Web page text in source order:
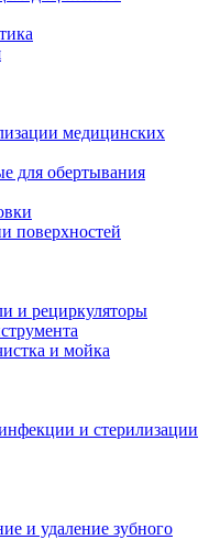
медицинских
для обертывания
поверхностей
и рециркуляторы
и мойка
и стерилизации
и удаление зубного